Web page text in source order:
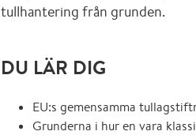
tullhantering från grunden.
DU LÄR DIG
EU:s gemensamma
Grunderna i hur en vara